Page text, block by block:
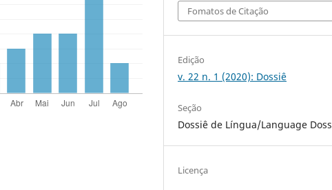
Fomatos de Citação
Edição
v. 22 n. 1 (2020): Dossiê
Seção
Dossiê de Língua/Language
Licença